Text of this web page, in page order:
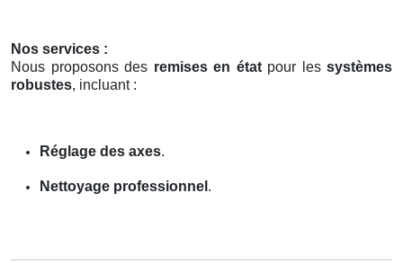
Nos services :
Nous proposons des remises en étatpour les systèmes
robustes, incluant :
Réglage des axes.
Nettoyage professionnel .